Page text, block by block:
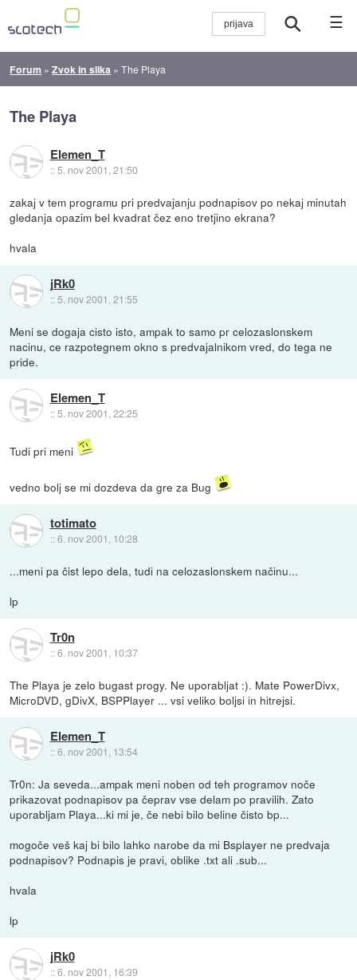
☰
Forum »Zvok in slika »The Playa
The Playa
Elemen_T
::5. nov 2001, 21:50
zakaj v tem programu pri predvajanju podnapisov po nekaj minutah
gledanja opazim bel kvadrat čez eno tretjino ekrana?
hvala
jRk0
:: 5. nov 2001, 21:55
Meni se dogaja cisto isto, ampak to samo pr celozaslonskem
nacinu, ce razpotegnem okno s predvajalnikom vred, do tega ne
pride.
Elemen_T
::5. nov 2001, 22:25
Tudi pri meni
vedno bolj se mi dozdeva da gre za Bug
totimato
::6. nov 2001, 10:28
...meni pa čist lepo dela, tudi na celozaslonskem načinu...
lp
Tr0n
::6. nov 2001, 10:37
The Playa je zelo bugast progy. Ne uporabljat :). Mate PowerDivx,
MicroDVD, gDivX, BSPPlayer ... vsi veliko boljsi in hitrejsi.
Elemen_T
::6. nov 2001, 13:54
Tr0n: Ja seveda...ampak meni noben od teh programov noče
prikazovat podnapisov pa čeprav vse delam po pravilih. Zato
uporabljam Playa...ki mi je, če nebi bilo beline čisto bp...
mogoče veš kaj bi bilo lahko narobe da mi Bsplayer ne predvaja
podnapisov? Podnapis je pravi, oblike .txt ali .sub...
hvala
lp
jRk0
::6. nov 2001, 16:39